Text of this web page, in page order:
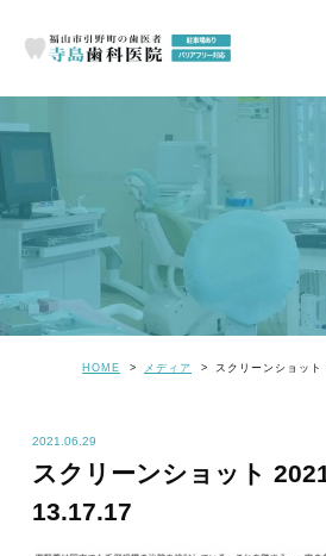
HOME メディア スクリーンショッ
2021.06.29
スクリーンショット
13.17.17